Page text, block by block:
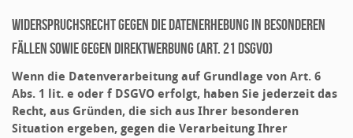
Widerspruchsrecht gegen die Datenerhebung in besonderen
Fällen sowie gegen Direktwerbung (Art. 21 DSGVO)
Wenn die Datenverarbeitung auf Grundlage von Art. 6
Abs. 1 lit. e oder f DSGVO erfolgt, haben Sie jederzeit das
Recht, aus Gründen, die sich aus Ihrer besonderen
Situation ergeben, gegen die Verarbeitung Ihrer